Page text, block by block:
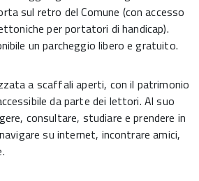
sul retro del Comune (con accesso
per portatori di handicap).
un parcheggio libero e gratuito.
a scaffali aperti, con il patrimonio
da parte dei lettori. Al suo
consultare, studiare e prendere in
su internet, incontrare amici,